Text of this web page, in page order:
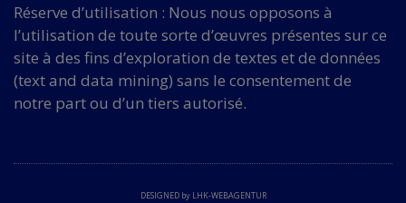
Réserve d’utilisation : Nous nous opposons à
l’utilisation de toute sorte d’œuvres présentes sur ce
site à des fins d’exploration de textes et de données
(text and data mining) sans le consentement de
notre part ou d’un tiers autorisé.
DESIGNED by LHK-WEBAGENTUR